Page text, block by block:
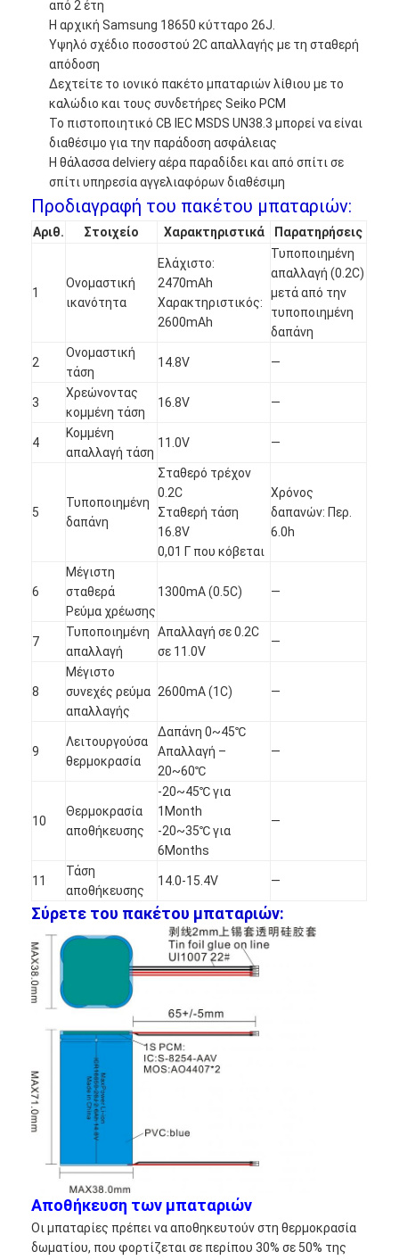
Σπίτι
Περίπου εμείς
Γύρος εργοστασίων
Ποιοτικός έλεγχος
Μας ελάτε σε επαφή με
Ειδήσεις
Συνομιλία τώρα
μπαταρία λίθιου lifepo4
Μπαταρία Lithium Polymer
μπαταρίες ενεργειακής αποθήκευσης
από 2 έτη
Η αρχική Samsung 18650 κύτταρο 26J.
Υψηλό σχέδιο ποσοστού 2C απαλλαγής με τη σταθερή
απόδοση
Δεχτείτε το ιονικό πακέτο μπαταριών λίθιου με το
καλώδιο και τους συνδετήρες Seiko PCM
Το πιστοποιητικό CB IEC MSDS UN38.3 μπορεί να είναι
διαθέσιμο για την παράδοση ασφάλειας
Η θάλασσα delviery αέρα παραδίδει και από σπίτι σε
σπίτι υπηρεσία αγγελιαφόρων διαθέσιμη
Προδιαγραφή του πακέτου μπαταριών:
Αριθ. Στοιχείο Χαρακτηριστικά Παρατηρήσεις
1
Ονομαστική
ικανότητα
Ελάχιστο:
2470mAh
Χαρακτηριστικός:
2600mAh
Τυποποιημένη
απαλλαγή (0.2C)
μετά από την
τυποποιημένη
δαπάνη
2
Ονομαστική
τάση
14.8V —
3
Χρεώνοντας
κομμένη τάση
16.8V —
4
Κομμένη
απαλλαγή τάση
11.0V —
5
Τυποποιημένη
δαπάνη
Σταθερό τρέχον
0.2C
Σταθερή τάση
16.8V
0,01 Γ που κόβεται
Χρόνος
δαπανών: Περ.
6.0h
6
Μέγιστη
σταθερά
Ρεύμα χρέωσης
1300mA (0.5C) —
7
Τυποποιημένη
απαλλαγή
Απαλλαγή σε 0.2C
σε 11.0V
—
8
Μέγιστο
συνεχές ρεύμα
απαλλαγής
2600mA (1C) —
9
Λειτουργούσα
θερμοκρασία
Δαπάνη 0~45℃
Απαλλαγή –
20~60℃
—
10
Θερμοκρασία
αποθήκευσης
-20~45℃ για
1Month
-20~35℃ για
6Months
—
11
Τάση
αποθήκευσης
14.0-15.4V —
Σύρετε του πακέτου μπαταριών:
Αποθήκευση των μπαταριών
Οι μπαταρίες πρέπει να αποθηκευτούν στη θερμοκρασία
δωματίου, που φορτίζεται σε περίπου 30% σε 50% της